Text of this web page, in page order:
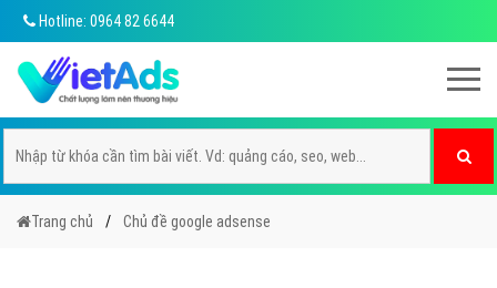
Hotline: 0964 82 6644
Trang chủ Chủ đề google adsense